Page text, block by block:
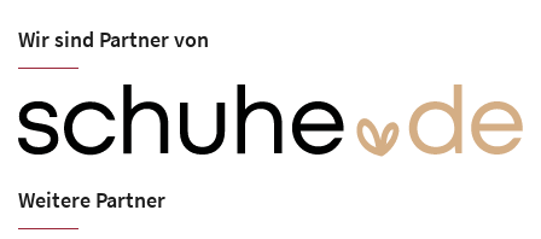
Wir sind Partner von
Weitere Partner